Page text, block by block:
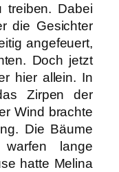
treiben. Dabei
die Gesichter
angefeuert,
Doch jetzt
hier allein. In
Zirpen der
Wind brachte
Die Bäume
lange
hatte Melina